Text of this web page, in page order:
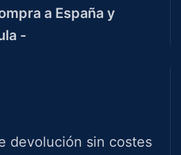
a España y
-
devolución sin costes